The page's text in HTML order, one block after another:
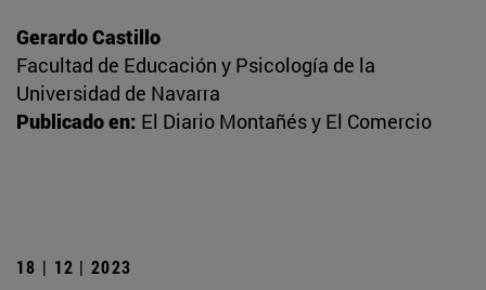
Gerardo Castillo
Facultad de Educación y Psicología de la
Universidad de Navarra
Publicado en: El Diario Montañés y El Comercio
18 | 12 | 2023